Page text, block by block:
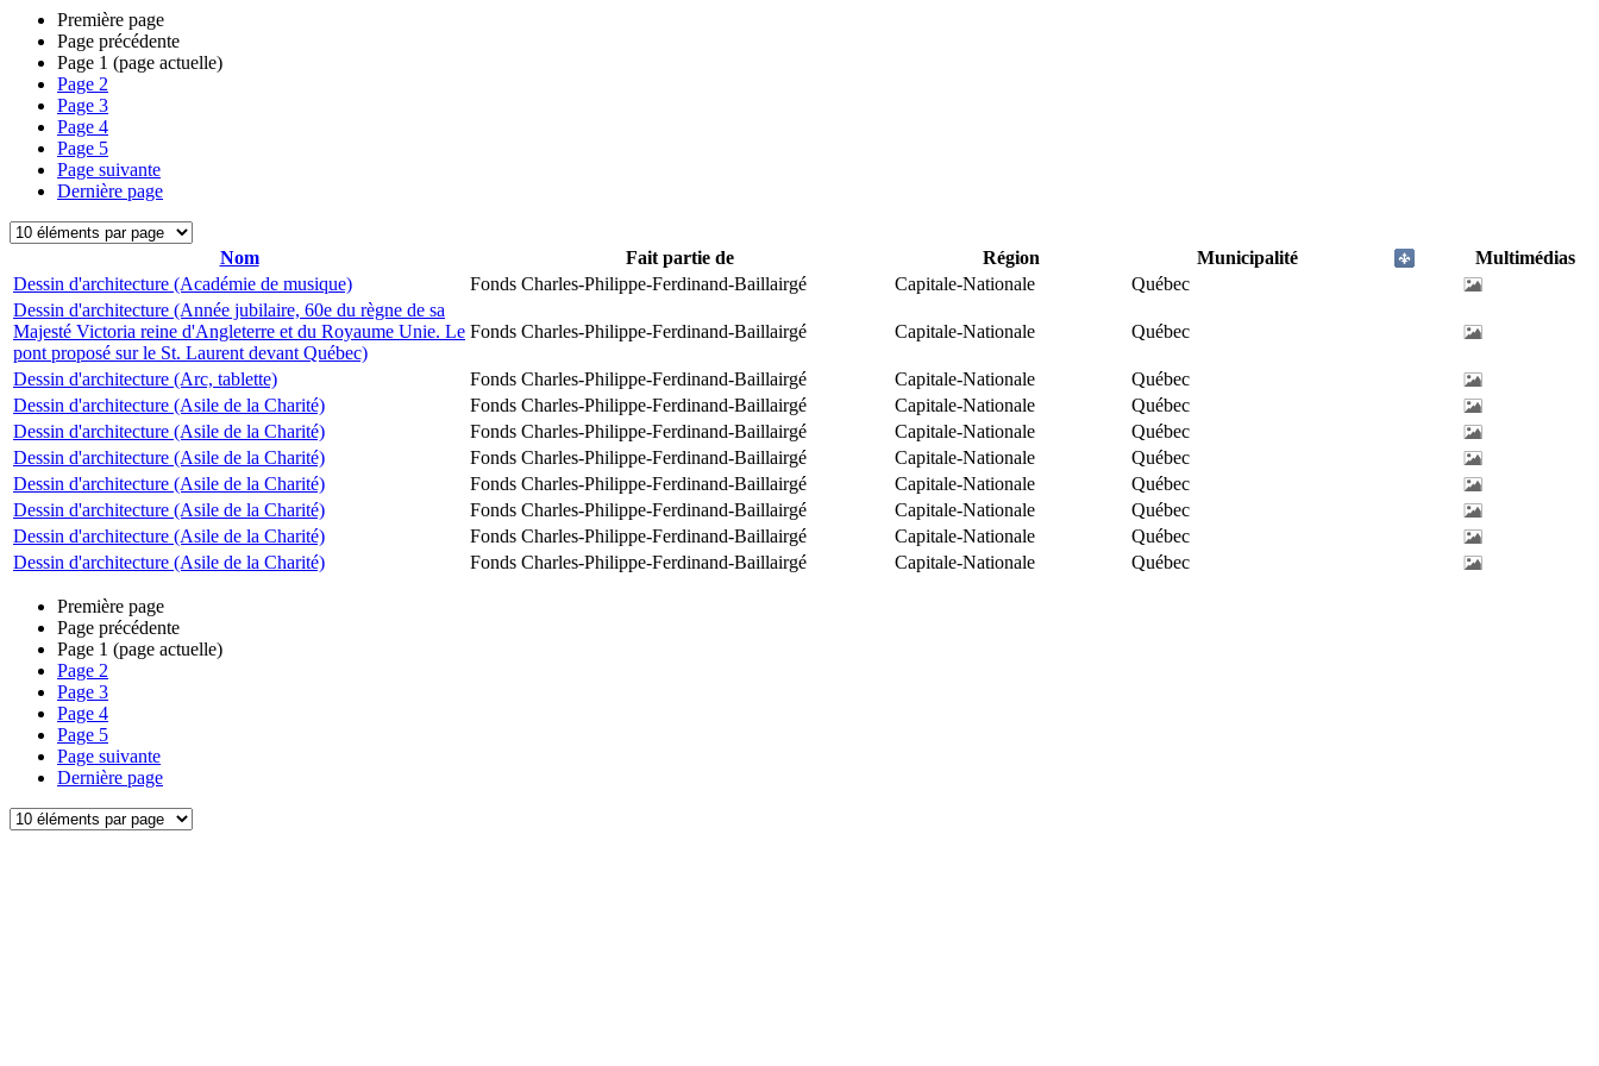
Première page
Page précédente
Page 1 (page actuelle)
Page 2
Page 3
Page 4
Page 5
Page suivante
Dernière page
Nom Fait partie de Région Municipalité
Multimédias
Dessin d'architecture (Académie de musique)
Fonds Charles-Philippe-Ferdinand-Baillairgé Capitale-Nationale
Québec
Dessin d'architecture (Année jubilaire, 60e du règne de sa
Majesté Victoria reine d'Angleterre et du Royaume Unie. Le
pont proposé sur le St. Laurent devant Québec)
Fonds Charles-Philippe-Ferdinand-Baillairgé Capitale-Nationale Québec
Dessin d'architecture (Arc, tablette) Fonds Charles-Philippe-Ferdinand-Baillairgé Capitale-Nationale
Québec
Dessin d'architecture (Asile de la Charité)
Fonds Charles-Philippe-Ferdinand-Baillairgé Capitale-Nationale
Québec
Dessin d'architecture (Asile de la Charité)
Fonds Charles-Philippe-Ferdinand-Baillairgé Capitale-Nationale
Québec
Dessin d'architecture (Asile de la Charité)
Fonds Charles-Philippe-Ferdinand-Baillairgé Capitale-Nationale
Québec
Dessin d'architecture (Asile de la Charité)
Fonds Charles-Philippe-Ferdinand-Baillairgé Capitale-Nationale
Québec
Dessin d'architecture (Asile de la Charité)
Fonds Charles-Philippe-Ferdinand-Baillairgé Capitale-Nationale
Québec
Dessin d'architecture (Asile de la Charité)
Fonds Charles-Philippe-Ferdinand-Baillairgé Capitale-Nationale
Québec
Dessin d'architecture (Asile de la Charité)
Fonds Charles-Philippe-Ferdinand-Baillairgé Capitale-Nationale Québec
Première page
Page précédente
Page 1 (page actuelle)
Page 2
Page 3
Page 4
Page 5
Page suivante
Dernière page